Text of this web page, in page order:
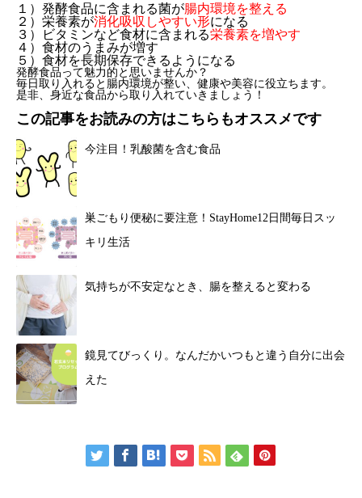
１）発酵食品に含まれる菌が腸内環境を整える
２）栄養素が消化吸収 しやすい形になる
３）ビタミンなど食材に含まれる栄養素を増やす
４）食材のうまみが増す
５）食材を長期保存できるようになる
発酵食品って魅力的と思いませんか？
毎日取り入れると腸内環境が整い、健康や美容に役立ちます。
是非、身近な食品から取り入れていきましょう！
この記事をお読みの方はこちらもオススメです
今注目！乳酸菌を含む食品
巣ごもり便秘に要注意！StayHome12日間毎日スッ
キリ生活
気持ちが不安定なとき、腸を整えると変わる
鏡見てびっくり。なんだかいつもと違う自分に出会
えた